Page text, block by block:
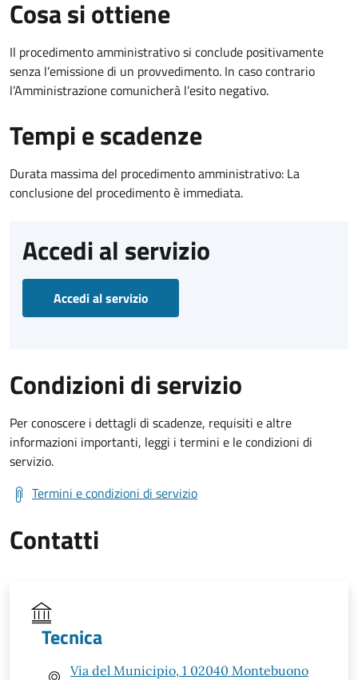
Cosa si ottiene
Il procedimento amministrativo si conclude positivamente
senza l’emissione di un provvedimento. In caso contrario
l’Amministrazione comunicherà l’esito negativo.
Tempi e scadenze
Durata massima del procedimento amministrativo: La
conclusione del procedimento è immediata.
Accedi al servizio
Accedi al servizio
Condizioni di servizio
Per conoscere i dettagli di scadenze, requisiti e altre
informazioni importanti, leggi i termini e le condizioni di
servizio.
Termini e condizioni di servizio
Contatti
Tecnica
Via del Municipio, 1 02040 Montebuono